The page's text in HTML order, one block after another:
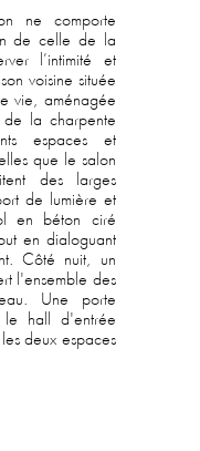
ne comporte
de celle de la
l’intimité et
voisine située
vie, aménagée
de la charpente
espaces et
que le salon
des larges
de lumière et
en béton ciré
en dialoguant
Côté nuit, un
l'ensemble des
Une porte
le hall d'entrée
deux espaces